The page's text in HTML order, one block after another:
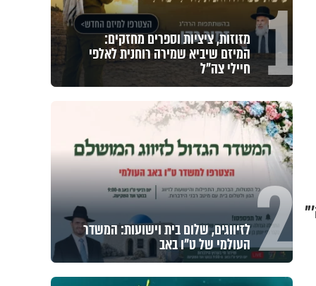
1 מזוזות, ציציות וספרים מחזקים:
המיזם שיביא שמירה רוחנית לאלפי
חיילי צה"ל
2 לזיווגים, שלום בית וישועות: המשדר
העולמי של ט"ו באב